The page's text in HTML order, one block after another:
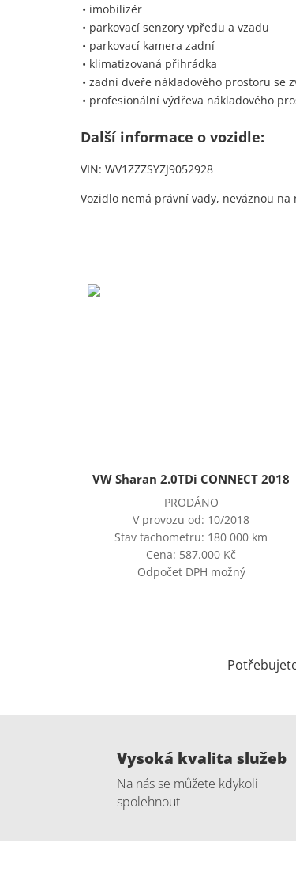
• imobilizér
• parkovací senzory vpředu a vzadu
• parkovací kamera zadní
• klimatizovaná přihrádka
• zadní dveře nákladového prostoru se
• profesionální výdřeva nákladového
Další informace o vozidle:
VIN: WV1ZZZSYZJ9052928
Vozidlo nemá právní vady, neváznou
VW Sharan 2.0TDi CONNECT 2018
PRODÁNO
V provozu od: 10/2018
Stav tachometru: 180 000 km
Cena: 587.000 Kč
Odpočet DPH možný
Vysoká kvalita služeb
Na nás se můžete kdykoli
spolehnout